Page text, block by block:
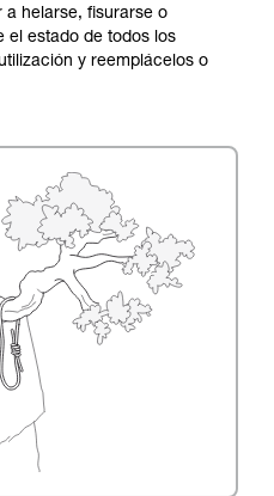
a helarse, fisurarse o
el estado de todos los
y reemplácelos o